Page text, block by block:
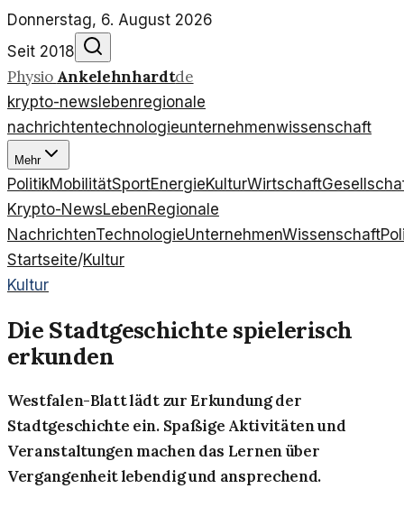
Donnerstag, 6. August 2026
Seit 2018
Physio Ankelehnhardtde
krypto-news lebenregionale
nachrichtentechnologieunternehmenwissenschaft
Mehr
PolitikMobilitätSportEnergieKulturWirtschaft
Krypto-NewsLebenRegionale
NachrichtenTechnologieUnternehmenWissenschaft
Startseite/Kultur
Kultur
Die Stadtgeschichte spielerisch
erkunden
Westfalen-Blatt lädt zur Erkundung der
Stadtgeschichte ein. Spaßige Aktivitäten und
Veranstaltungen machen das Lernen über
Vergangenheit lebendig und ansprechend.